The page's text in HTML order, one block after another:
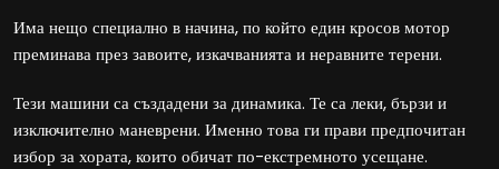
Има нещо специално в начина, по който един кросов мотор
преминава през завоите, изкачванията и неравните терени.
Тези машини са създадени за динамика. Те са леки, бързи и
изключително маневрени. Именно това ги прави предпочитан
избор за хората, които обичат по-екстремното усещане.